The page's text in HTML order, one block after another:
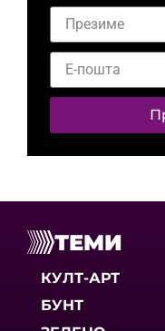
ТЕМИ
КУЛТ-АРТ
БУНТ